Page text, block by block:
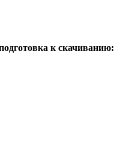
к скачиванию: